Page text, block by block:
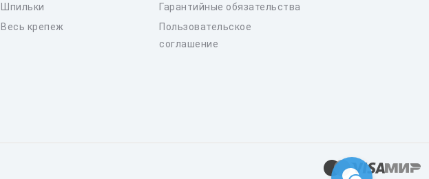
Шпильки
Весь крепеж
Гарантийные обязательства
Пользовательское
соглашение